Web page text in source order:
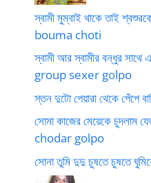
স্বামী মুম্বাই থাকে তাই
bouma choti
স্বামী আর স্বামীর বন্ধুর
group sexer golpo
স্তন দুটো পেয়ারা থেকে পেঁপে
সোমা কাজের মেয়েকে
chodar golpo
সোনা তুমি দুদু চুষতে চুষতে